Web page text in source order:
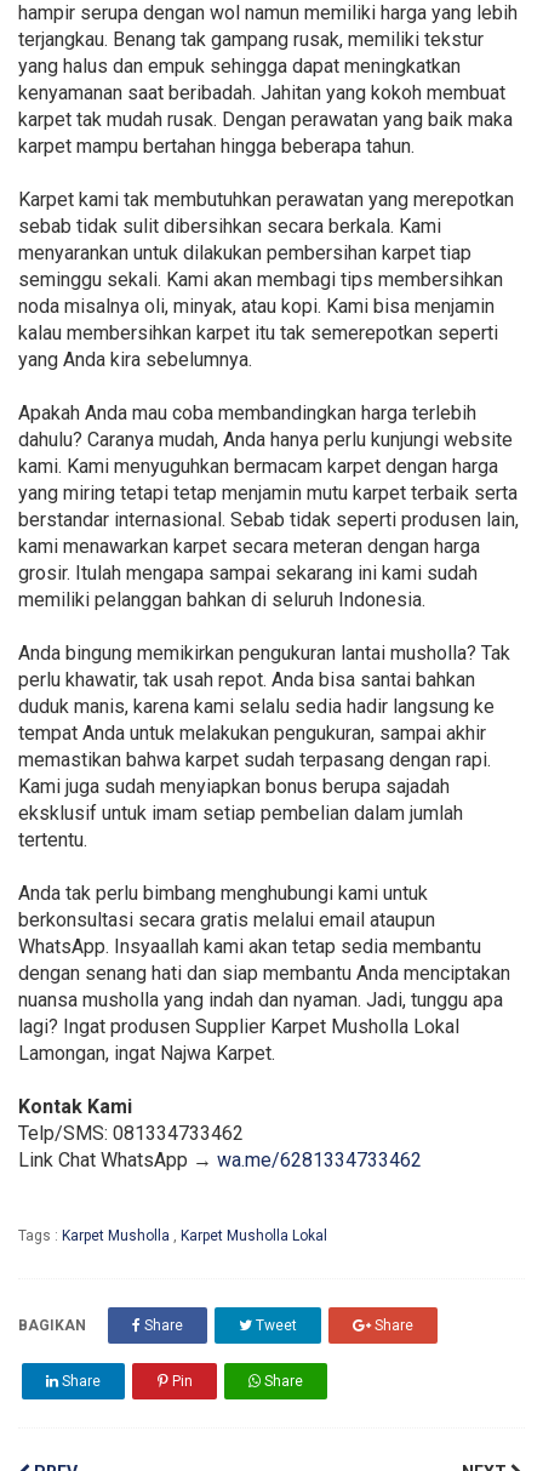
hampir serupa dengan wol namun memiliki harga yang lebih
terjangkau. Benang tak gampang rusak, memiliki tekstur
yang halus dan empuk sehingga dapat meningkatkan
kenyamanan saat beribadah. Jahitan yang kokoh membuat
karpet tak mudah rusak. Dengan perawatan yang baik maka
karpet mampu bertahan hingga beberapa tahun.
Karpet kami tak membutuhkan perawatan yang merepotkan
sebab tidak sulit dibersihkan secara berkala. Kami
menyarankan untuk dilakukan pembersihan karpet tiap
seminggu sekali. Kami akan membagi tips membersihkan
noda misalnya oli, minyak, atau kopi. Kami bisa menjamin
kalau membersihkan karpet itu tak semerepotkan seperti
yang Anda kira sebelumnya.
Apakah Anda mau coba membandingkan harga terlebih
dahulu? Caranya mudah, Anda hanya perlu kunjungi website
kami. Kami menyuguhkan bermacam karpet dengan harga
yang miring tetapi tetap menjamin mutu karpet terbaik serta
berstandar internasional. Sebab tidak seperti produsen lain,
kami menawarkan karpet secara meteran dengan harga
grosir. Itulah mengapa sampai sekarang ini kami sudah
memiliki pelanggan bahkan di seluruh Indonesia.
Anda bingung memikirkan pengukuran lantai musholla? Tak
perlu khawatir, tak usah repot. Anda bisa santai bahkan
duduk manis, karena kami selalu sedia hadir langsung ke
tempat Anda untuk melakukan pengukuran, sampai akhir
memastikan bahwa karpet sudah terpasang dengan rapi.
Kami juga sudah menyiapkan bonus berupa sajadah
eksklusif untuk imam setiap pembelian dalam jumlah
tertentu.
Anda tak perlu bimbang menghubungi kami untuk
berkonsultasi secara gratis melalui email ataupun
WhatsApp. Insyaallah kami akan tetap sedia membantu
dengan senang hati dan siap membantu Anda menciptakan
nuansa musholla yang indah dan nyaman. Jadi, tunggu apa
lagi? Ingat produsen Supplier Karpet Musholla Lokal
Lamongan, ingat Najwa Karpet.
Kontak Kami
Telp/SMS: 081334733462
Link Chat WhatsApp → wa.me/6281334733462
Tags : Karpet Musholla , Karpet Musholla Lokal
BAGIKAN Share Tweet Share
Share Pin Share